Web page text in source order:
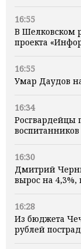
16:55
В Шелковском
проекта
16:55
Умар Даудов
16:34
Росгвардейцы
16:30
Дмитрий
вырос на
16:28
Из бюджета
рублей